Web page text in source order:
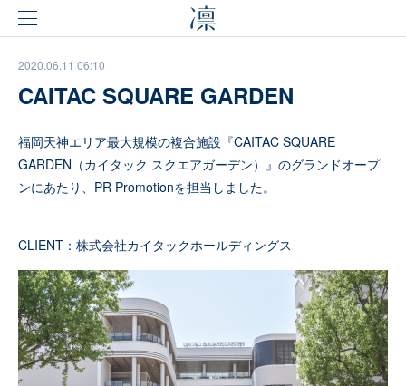
2020.06.11 06:10
CAITAC SQUARE GARDEN
福岡天神エリア最大規模の複合施設『CAITAC SQUARE
GARDEN（カイタック スクエアガーデン）』のグランドオープ
ンにあたり、PR Promotionを担当しました。
CLIENT：株式会社カイタックホールディングス